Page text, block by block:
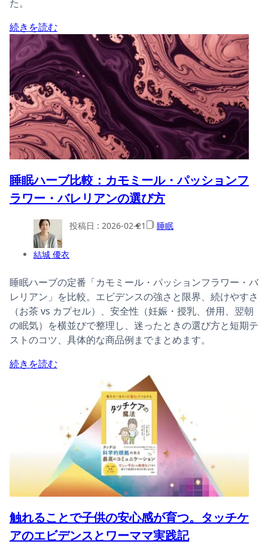
た。
続きを読む
睡眠ハーブ比較：カモミール・パッションフ
ラワー・バレリアンの選び方
結城 優衣
投稿日 : 2026-02-21 睡眠
睡眠ハーブの定番「カモミール・パッションフラワー・バ
レリアン」を比較。エビデンスの強さと限界、続けやすさ
（お茶 vs カプセル）、安全性（妊娠・授乳、併用、翌朝
の眠気）を横並びで整理し、迷ったときの選び方と短期テ
ストのコツ、具体的な商品例までまとめます。
続きを読む
触れることで子供の安心感が育つ。タッチケ
アのエビデンスとワーママ実践記